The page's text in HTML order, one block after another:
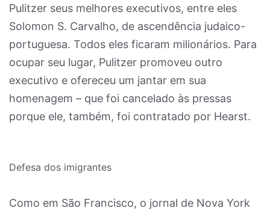
Pulitzer seus melhores executivos, entre eles
Solomon S. Carvalho, de ascendência judaico-
portuguesa. Todos eles ficaram milionários. Para
ocupar seu lugar, Pulitzer promoveu outro
executivo e ofereceu um jantar em sua
homenagem – que foi cancelado às pressas
porque ele, também, foi contratado por Hearst.
Defesa dos imigrantes
Como em São Francisco, o jornal de Nova York